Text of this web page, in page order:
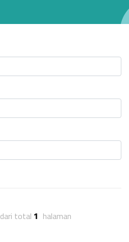
dari total 1 halaman